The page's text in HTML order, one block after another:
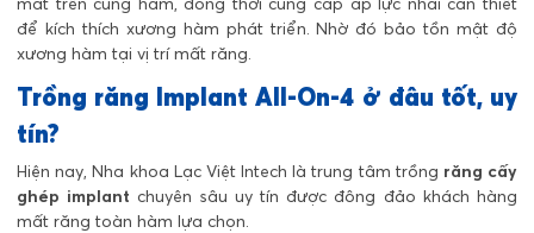
để kích thích xương hàm phát triển. Nhờ đó bảo tồn mật độ
xương hàm tại vị trí mất răng.
Trồng răng Implant All-On-4 ở đâu tốt, uy
tín?
Hiện nay, Nha khoa Lạc Việt Intech là trung tâm trồng răng cấy
ghép implant chuyên sâu uy tín được đông đảo khách hàng
mất răng toàn hàm lựa chọn.